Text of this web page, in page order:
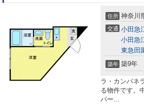
住所 神奈川
交通 小田急
小田急
東急田
築年 築9年
ラ・カンパネ
る物件です。
パー...